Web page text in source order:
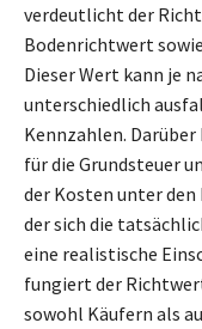
verdeutlicht der
Bodenrichtwert
Dieser Wert kann je
unterschiedlich
Kennzahlen.
für die Grundsteuer
der Kosten unter
der sich die
eine realistische
fungiert der
sowohl Käufern als